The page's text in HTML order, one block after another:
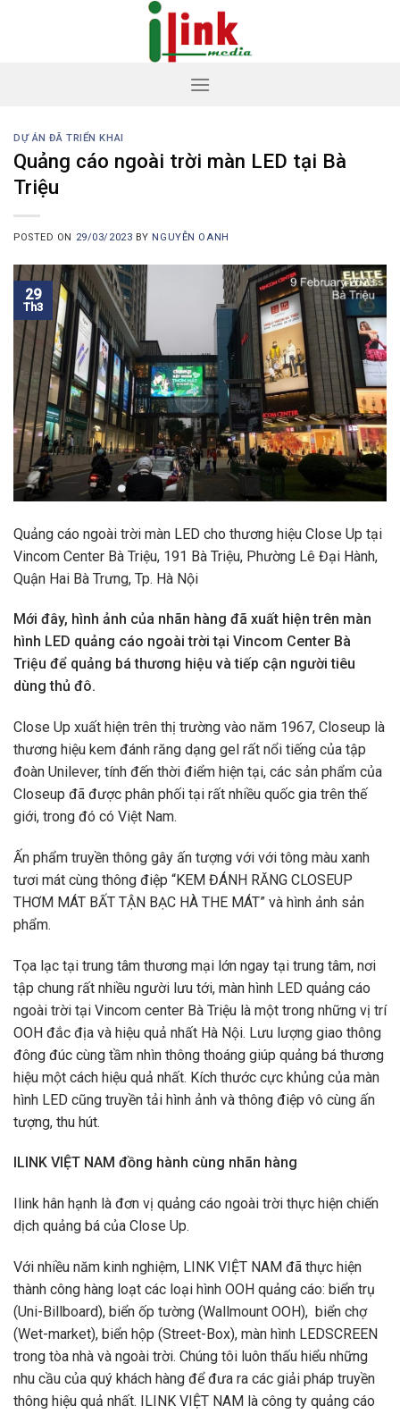
DỰ ÁN ĐÃ TRIỂN KHAI
Quảng cáo ngoài trời màn LED tại Bà
Triệu
POSTED ON 29/03/2023 BY NGUYỄN OANH
29
Th3
Quảng cáo ngoài trời màn LED cho thương hiệu Close Up tại
Vincom Center Bà Triệu, 191 Bà Triệu, Phường Lê Đại Hành,
Quận Hai Bà Trưng, Tp. Hà Nội
Mới đây, hình ảnh của nhãn hàng đã xuất hiện trên màn
hình LED quảng cáo ngoài trời tại Vincom Center Bà
Triệu để quảng bá thương hiệu và tiếp cận người tiêu
dùng thủ đô.
Close Up xuất hiện trên thị trường vào năm 1967, Closeup là
thương hiệu kem đánh răng dạng gel rất nổi tiếng của tập
đoàn Unilever, tính đến thời điểm hiện tại, các sản phẩm của
Closeup đã được phân phối tại rất nhiều quốc gia trên thế
giới, trong đó có Việt Nam.
Ấn phẩm truyền thông gây ấn tượng với với tông màu xanh
tươi mát cùng thông điệp “KEM ĐÁNH RĂNG CLOSEUP
THƠM MÁT BẤT TẬN BẠC HÀ THE MÁT” và hình ảnh sản
phẩm.
Tọa lạc tại trung tâm thương mại lớn ngay tại trung tâm, nơi
tập chung rất nhiều người lưu tới, màn hình LED quảng cáo
ngoài trời tại Vincom center Bà Triệu là một trong những vị trí
OOH đắc địa và hiệu quả nhất Hà Nội. Lưu lượng giao thông
đông đúc cùng tầm nhìn thông thoáng giúp quảng bá thương
hiệu một cách hiệu quả nhất. Kích thước cực khủng của màn
hình LED cũng truyền tải hình ảnh và thông điệp vô cùng ấn
tượng, thu hút.
ILINK VIỆT NAM đồng hành cùng nhãn hàng
Ilink hân hạnh là đơn vị quảng cáo ngoài trời thực hiện chiến
dịch quảng bá của Close Up.
Với nhiều năm kinh nghiệm, LINK VIỆT NAM đã thực hiện
thành công hàng loạt các loại hình OOH quảng cáo: biển trụ
(Uni-Billboard), biển ốp tường (Wallmount OOH), biển chợ
(Wet-market), biển hộp (Street-Box), màn hình LEDSCREEN
trong tòa nhà và ngoài trời. Chúng tôi luôn thấu hiểu những
nhu cầu của quý khách hàng để đưa ra các giải pháp truyền
thông hiệu quả nhất. ILINK VIỆT NAM là công ty quảng cáo